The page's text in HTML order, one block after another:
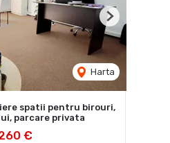
Harta
Next
spatii pentru birouri,
parcare privata
€